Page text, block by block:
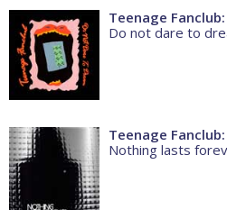
Teenage
Do not dare to
Teenage
Nothing lasts